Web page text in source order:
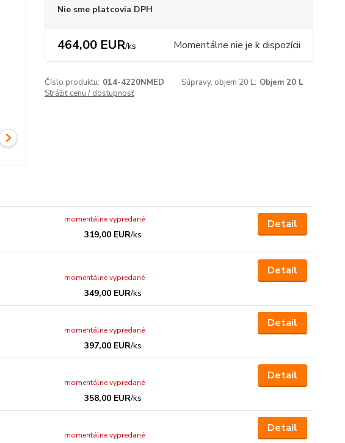
Nie sme platcovia DPH
464,00 EUR/ks Momentálne nie je k dispozícii
Číslo produktu: 014-4220NMED Súpravy, objem 20 L: Objem 20 L
Strážiť cenu / dostupnosť
319,00 EUR/ks
momentálne vypredané Detail
349,00 EUR/ks
momentálne vypredané
Detail
397,00 EUR/ks
momentálne vypredané
Detail
358,00 EUR/ks
momentálne vypredané
Detail
momentálne vypredané
Detail